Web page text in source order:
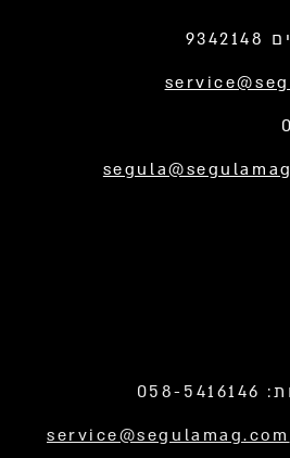
service@segulamag.com